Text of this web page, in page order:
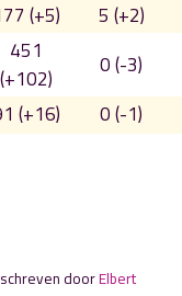
(+5)
5 (+2)
451
(+102)
0 (-3)
(+16) 0 (-1)
doorElbert